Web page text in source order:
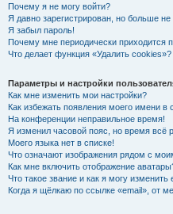
Почему я не могу войти?
Я давно зарегистрирован, но больше не
Я забыл пароль!
Почему мне периодически приходится
Что делает функция «Удалить cookies»?
Параметры и настройки
Как мне изменить мои настройки?
Как избежать появления моего имени в
На конференции неправильное время!
Я изменил часовой пояс, но время всё
Моего языка нет в списке!
Что означают изображения рядом с
Как мне включить отображение
Что такое звание и как я могу изменить
Когда я щёлкаю по ссылке «email», от